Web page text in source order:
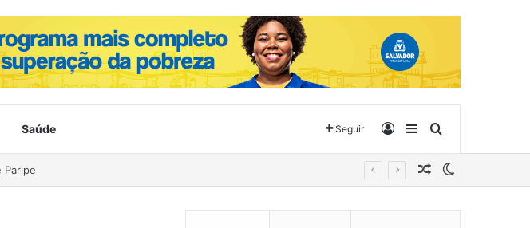
Saúde Seguir EntrarBarra Lateral
Procurar por
Artigo aleatório